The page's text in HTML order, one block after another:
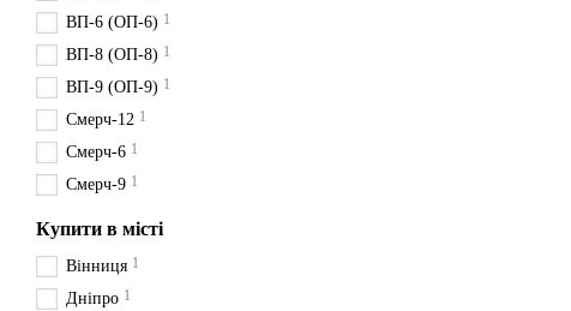
ВП-6 (ОП-6) 1
ВП-8 (ОП-8) 1
ВП-9 (ОП-9) 1
Смерч-12 1
Смерч-6 1
Смерч-9 1
Купити в місті
Вінниця 1
Дніпро 1